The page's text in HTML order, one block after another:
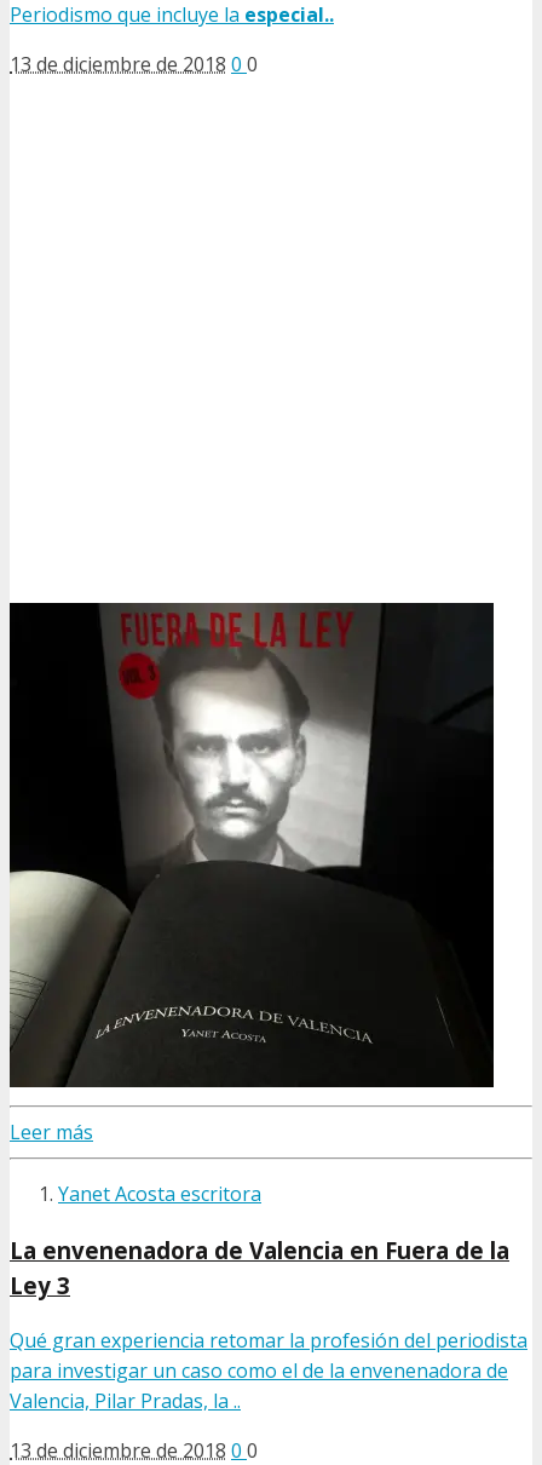
Periodismo que incluye la especial..
13 de diciembre de 2018 0 0
Leer más
Yanet Acosta escritora
La envenenadora de Valencia en Fuera de la
Ley 3
Qué gran experiencia retomar la profesión del periodista
para investigar un caso como el de la envenenadora de
Valencia, Pilar Pradas, la ..
13 de diciembre de 2018 0 0